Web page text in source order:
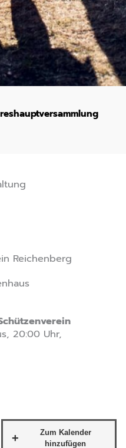
Reichenberg
20:00 Uhr,